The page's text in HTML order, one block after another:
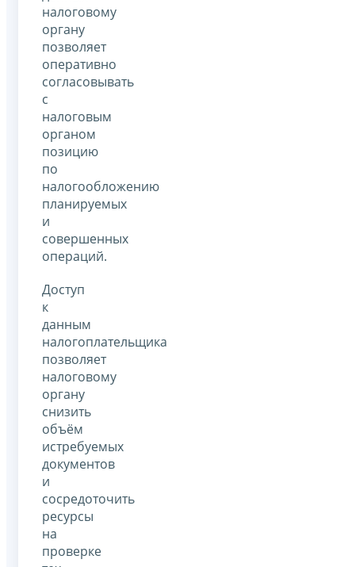
налоговому
органу
позволяет
оперативно
согласовывать
с
налоговым
органом
позицию
по
налогообложению
планируемых
и
совершенных
операций.
Доступ
к
данным
налогоплательщика
позволяет
налоговому
органу
снизить
объём
истребуемых
документов
и
сосредоточить
ресурсы
на
проверке